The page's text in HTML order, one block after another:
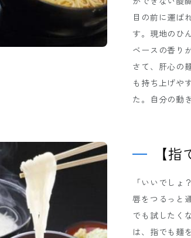
目の前に運ば
す。現地のひ
ベースの香り
さて、肝心の
も持ち上げや
た。自分の動
【
「いいでしょ
唇をつるっと
でも試したく
は、指でも麺